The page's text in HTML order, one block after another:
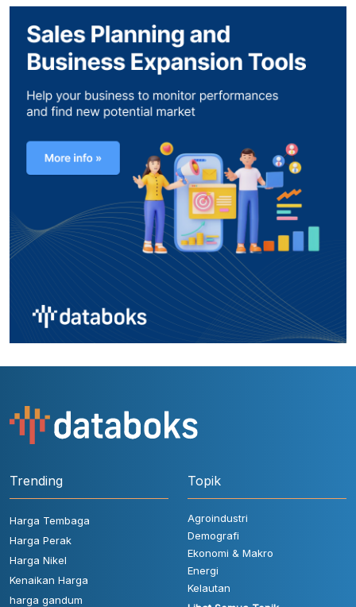
Trending
Harga Tembaga
Harga Perak
Harga Nikel
Kenaikan Harga
harga gandum
Topik
Agroindustri
Demografi
Ekonomi & Makro
Energi
Kelautan